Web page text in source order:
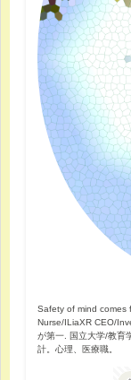
Safety of mind comes
Nurse/ILiaXR CEO/
が第一. 国立大学/教育
計。心理、医療職。